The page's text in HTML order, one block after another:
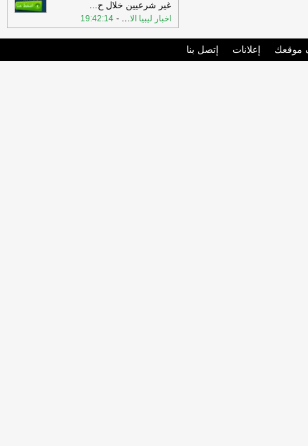
غير شرعيين خلال ح...
اخبار ليبيا الا...
-
19:42:14
موقعك إعلانات إتصل بنا